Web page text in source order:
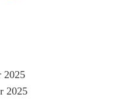
2025
2025